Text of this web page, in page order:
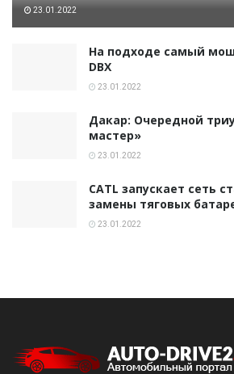
23.01.2022
На подходе самый
DBX
23.01.2022
Дакар: Очередной
мастер»
23.01.2022
CATL запускает сеть
замены тяговых
23.01.2022